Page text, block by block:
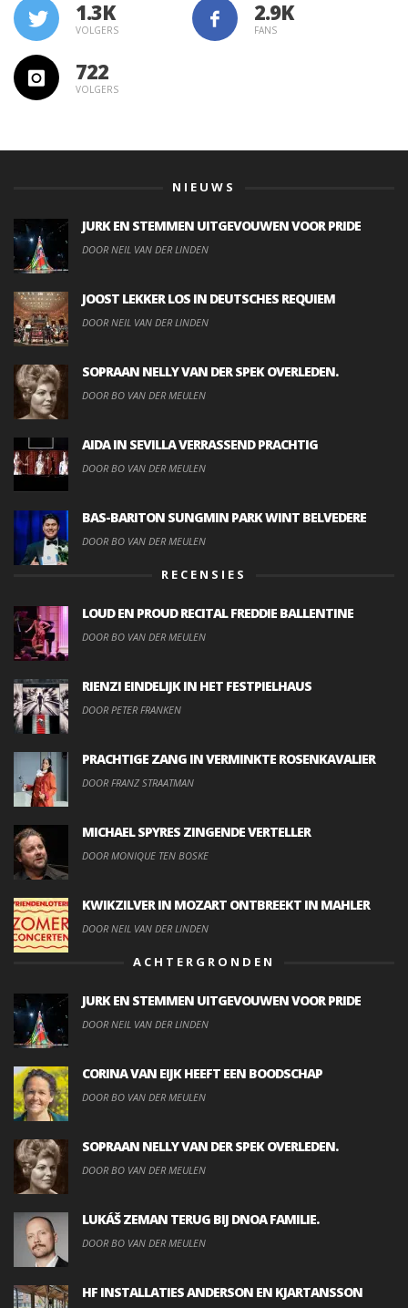
1.3K
VOLGERS FANS
722
VOLGERS
NIEUWS
JURK EN STEMMEN UITGEVOUWEN VOOR PRIDE
DOOR NEIL VAN DER LINDEN
JOOST LEKKER LOS IN DEUTSCHES REQUIEM
DOOR NEIL VAN DER LINDEN
SOPRAAN NELLY VAN DER SPEK OVERLEDEN.
DOOR BO VAN DER MEULEN
AIDA IN SEVILLA VERRASSEND PRACHTIG
DOOR BO VAN DER MEULEN
BAS-BARITON SUNGMIN PARK WINT BELVEDERE
DOOR BO VAN DER MEULEN
RECENSIES
LOUD EN PROUD RECITAL FREDDIE BALLENTINE
DOOR BO VAN DER MEULEN
RIENZI EINDELIJK IN HET FESTPIELHAUS
DOOR PETER FRANKEN
PRACHTIGE ZANG IN VERMINKTE ROSENKAVALIER
DOOR FRANZ STRAATMAN
MICHAEL SPYRES ZINGENDE VERTELLER
DOOR MONIQUE TEN BOSKE
KWIKZILVER IN MOZART ONTBREEKT IN MAHLER
DOOR NEIL VAN DER LINDEN
ACHTERGRONDEN
JURK EN STEMMEN UITGEVOUWEN VOOR PRIDE
DOOR NEIL VAN DER LINDEN
CORINA VAN EIJK HEEFT EEN BOODSCHAP
DOOR BO VAN DER MEULEN
SOPRAAN NELLY VAN DER SPEK OVERLEDEN.
DOOR BO VAN DER MEULEN
LUKÁŠ ZEMAN TERUG BIJ DNOA FAMILIE.
DOOR BO VAN DER MEULEN
HF INSTALLATIES ANDERSON EN KJARTANSSON